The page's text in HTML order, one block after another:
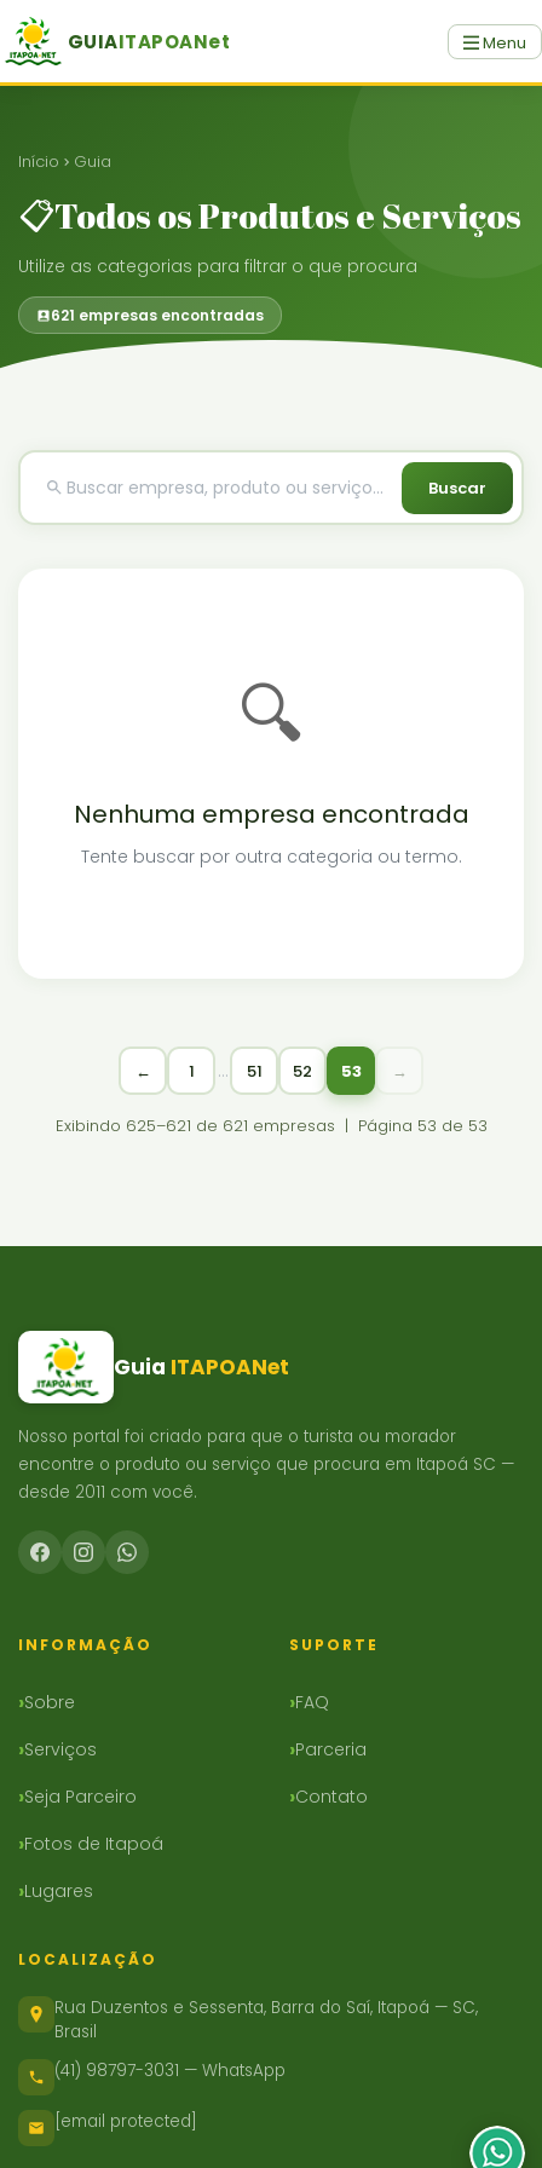
GUIAITAPOANet Menu
Início Guia
📋Todos os Produtos e Serviços
Utilize as categorias para filtrar o que procura
621 empresas encontradas
Buscar
🔍
Nenhuma empresa encontrada
Tente buscar por outra categoria ou termo.
← 1 … 51 52 53 →
Exibindo 625–621 de 621 empresas | Página 53 de 53
Guia ITAPOANet
Nosso portal foi criado para que o turista ou morador
encontre o produto ou serviço que procura em Itapoá SC —
desde 2011 com você.
INFORMAÇÃO
Sobre
Serviços
Seja Parceiro
Fotos de Itapoá
Lugares
SUPORTE
FAQ
Parceria
Contato
LOCALIZAÇÃO
Rua Duzentos e Sessenta, Barra do Saí, Itapoá — SC,
Brasil
(41) 98797-3031 — WhatsApp
[email protected]